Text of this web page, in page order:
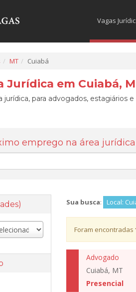
Vagas
MT Cuiabá
Jurídica em Cuiabá,
jurídica, para advogados, estagiários
emprego na área jurídica
Sua busca: Local:
Foram encontradas
Advogado
Cuiabá, MT
Presencial